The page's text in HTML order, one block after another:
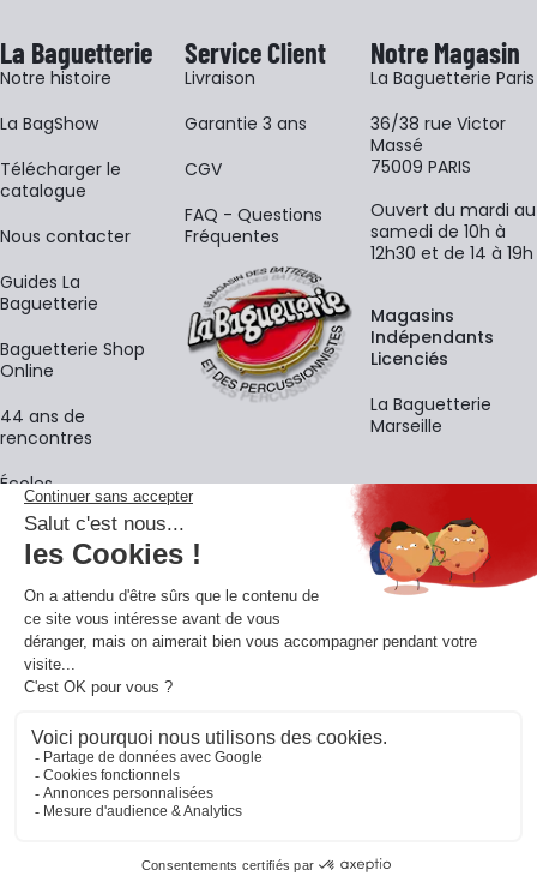
La Baguetterie
Notre histoire
La BagShow
​Télécharger le
catalogue
Nous contacter
Guides La
Baguetterie
Baguetterie Shop
Online
44 ans de
rencontres
Écoles
Service Client
Livraison
Garantie 3 ans
CGV
FAQ - Questions
Fréquentes
Notre Magasin
La Baguetterie Paris
36/38 rue Victor
Massé
75009 PARIS
Ouvert du mardi au
samedi de 10h à
12h30 et de 14 à 19h
Magasins
Indépendants
Licenciés
La Baguetterie
Marseille
La newsletter
Adresse e-mail
En vous inscrivant à notre newsletter, vous acceptez notre
confidentialité.
Retrouvons-nous sur